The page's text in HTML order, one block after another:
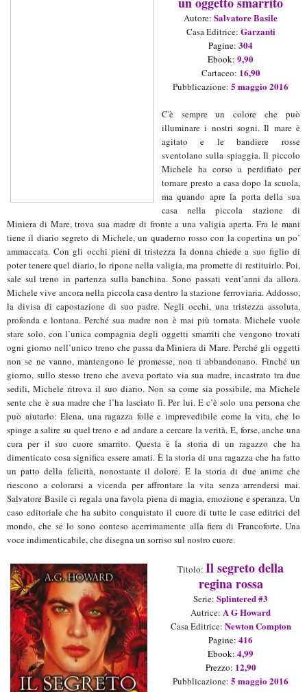
Autore:Salvatore Basile
Casa Editrice: Garzanti
Pagine:304
Ebook: 9,90
Cartaceo: 16,90
Pubblicazione:5 maggio2016
C'è sempre un colore che può
illuminare i nostri sogni. Il mare è
agitato e le bandiere rosse
sventolano sulla spiaggia. Il piccolo
Michele ha corso a perdifiato per
tornare presto a casa dopo la scuola,
ma quando apre la porta della sua
casa nella piccola stazione di
Miniera di Mare, trova sua madre di fronte a una valigia aperta. Fra le mani
tiene il diario segreto di Michele, un quaderno rosso con la copertina un po’
ammaccata. Con gli occhi pieni di tristezza la donna chiede a suo figlio di
poter tenere quel diario, lo ripone nella valigia, ma promette di restituirlo. Poi,
sale sul treno in partenza sulla banchina. Sono passati vent’anni da allora.
Michele vive ancora nella piccola casa dentro la stazione ferroviaria. Addosso,
la divisa di capostazione di suo padre. Negli occhi, una tristezza assoluta,
profonda e lontana. Perché sua madre non è mai più tornata. Michele vuole
stare solo, con l’unica compagnia degli oggetti smarriti che vengono trovati
ogni giorno nell’unico treno che passa da Miniera di Mare. Perché gli oggetti
non se ne vanno, mantengono le promesse, non ti abbandonano. Finché un
giorno, sullo stesso treno che aveva portato via sua madre, incastrato tra due
sedili, Michele ritrova il suo diario. Non sa come sia possibile, ma Michele
sente che è sua madre che l’ha lasciato lì. Per lui. E c’è solo una persona che
può aiutarlo: Elena, una ragazza folle e imprevedibile come la vita, che lo
spinge a salire su quel treno e ad andare a cercare la verità. E, forse, anche una
cura per il suo cuore smarrito. Questa è la storia di un ragazzo che ha
dimenticato cosa significa essere amati. È la storia di una ragazza che ha fatto
un patto della felicità, nonostante il dolore. È la storia di due anime che
riescono a colorarsi a vicenda per affrontare la vita senza arrendersi mai.
Salvatore Basile ci regala una favola piena di magia, emozione e speranza. Un
caso editoriale che ha subito conquistato il cuore di tutte le case editrici del
mondo, che se lo sono conteso acerrimamente alla fiera di Francoforte. Una
voce indimenticabile, che disegna un sorriso sul nostro cuore.
Titolo: Il segreto della
regina rossa
Serie:Splintered#3
Autrice: A G Howard
Casa Editrice: Newton Compton
Pagine:416
Ebook: 4,99
Prezzo: 12,90
Pubblicazione:5 maggio2016